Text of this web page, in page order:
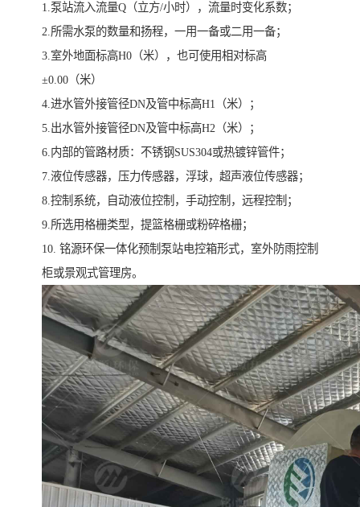
1.泵站流入流量Q（立方/小时），流量时变化系数；
2.所需水泵的数量和扬程，一用一备或二用一备；
3.室外地面标高H0（米），也可使用相对标高
±0.00（米）
4.进水管外接管径DN及管中标高H1（米）；
5.出水管外接管径DN及管中标高H2（米）；
6.内部的管路材质：不锈钢SUS304或热镀锌管件；
7.液位传感器，压力传感器，浮球，超声液位传感器；
8.控制系统，自动液位控制，手动控制，远程控制；
9.所选用格栅类型，提篮格栅或粉碎格栅；
10. 铭源环保一体化预制泵站电控箱形式，室外防雨控制
柜或景观式管理房。